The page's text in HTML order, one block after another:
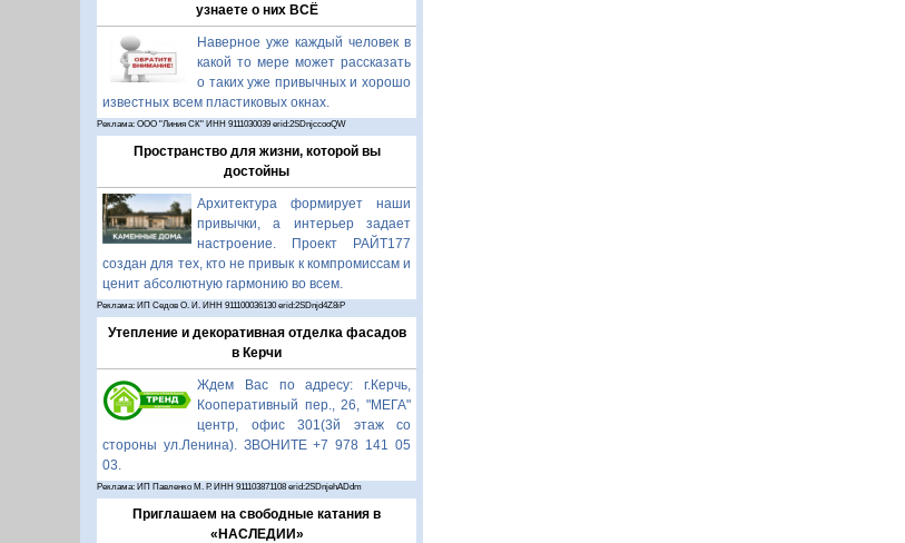
узнаете о них ВСЁ
Наверное уже каждый человек в
какой то мере может рассказать
о таких уже привычных и хорошо
известных всем пластиковых окнах.
Реклама: ООО "Линия СК" ИНН 9111030039 erid:2SDnjccooQW
Пространство для жизни, которой вы
достойны
Архитектура формирует наши
привычки, а интерьер задает
настроение. Проект РАЙТ177
создан для тех, кто не привык к компромиссам и
ценит абсолютную гармонию во всем.
Реклама: ИП Седов О. И. ИНН 911100036130 erid:2SDnjd4Z8iP
Утепление и декоративная отделка фасадов
в Керчи
Ждем Вас по адресу: г.Керчь,
Кооперативный пер., 26, "МЕГА"
центр, офис 301(3й этаж со
стороны ул.Ленина). ЗВОНИТЕ +7 978 141 05
03.
Реклама: ИП Павленко М. Р. ИНН 911103871108 erid:2SDnjehADdm
Приглашаем на свободные катания в
«НАСЛЕДИИ»